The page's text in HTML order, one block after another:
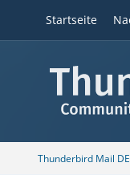
Startseite
Thunderbird Mail DE